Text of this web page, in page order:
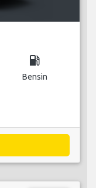
local_gas_station
Bensin